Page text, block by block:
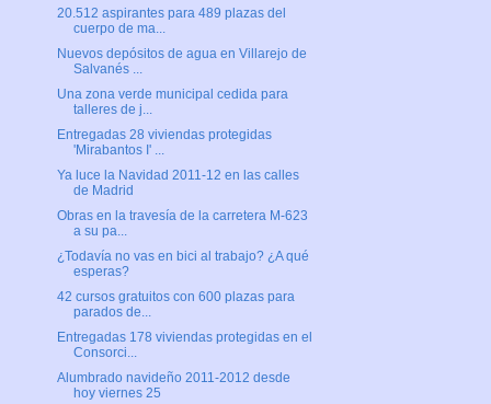
20.512 aspirantes para 489 plazas del
cuerpo de ma...
Nuevos depósitos de agua en Villarejo de
Salvanés ...
Una zona verde municipal cedida para
talleres de j...
Entregadas 28 viviendas protegidas
'Mirabantos I' ...
Ya luce la Navidad 2011-12 en las calles
de Madrid
Obras en la travesía de la carretera M-623
a su pa...
¿Todavía no vas en bici al trabajo? ¿A qué
esperas?
42 cursos gratuitos con 600 plazas para
parados de...
Entregadas 178 viviendas protegidas en el
Consorci...
Alumbrado navideño 2011-2012 desde
hoy viernes 25